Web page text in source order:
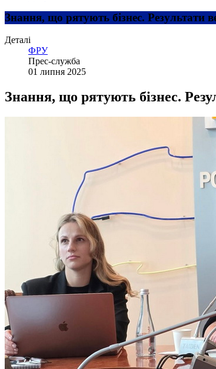
Знання, що рятують бізнес.
Деталі
ФРУ
Прес-служба
01 липня 2025
Знання, що рятують бізнес.